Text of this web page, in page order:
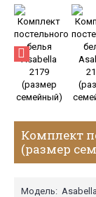
Комплект
(размер
Модель: